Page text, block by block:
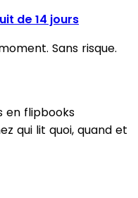
de 14 jours
Sans risque.
en flipbooks
qui lit quoi, quand et